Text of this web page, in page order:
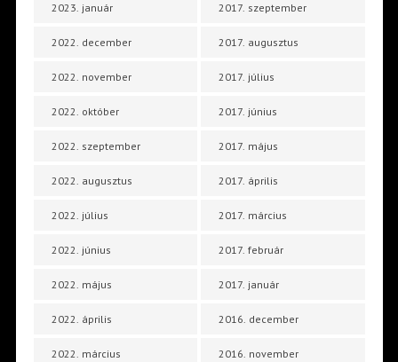
2023. január
2022. december
2022. november
2022. október
2022. szeptember
2022. augusztus
2022. július
2022. június
2022. május
2022. április
2022. március
2017. szeptember
2017. augusztus
2017. július
2017. június
2017. május
2017. április
2017. március
2017. február
2017. január
2016. december
2016. november